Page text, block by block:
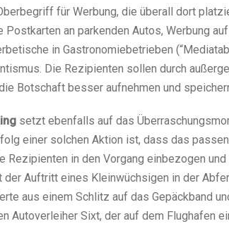
für Werbung, die überall dort
an parkenden Autos, Werbung
in Gastronomiebetrieben
Die Rezipienten sollen durch
Botschaft besser aufnehmen und
setzt ebenfalls auf das
einer solchen Aktion ist, dass das
Rezipienten in den Vorgang einbezogen
der Auftritt eines Kleinwüchsigen in der
aus einem Schlitz auf das Gepäckband
Autoverleiher Sixt, der auf dem Flughafen